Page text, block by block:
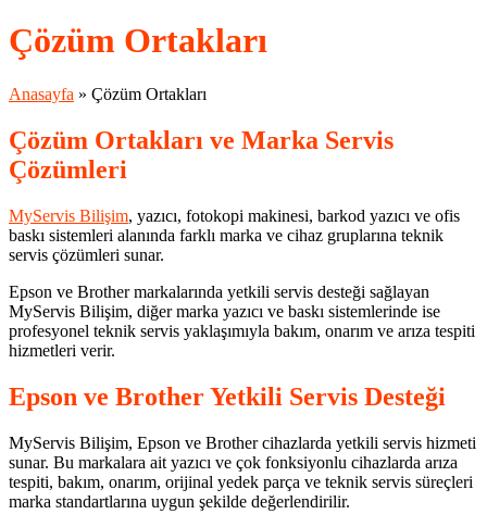
Çözüm Ortakları
Anasayfa » Çözüm Ortakları
Çözüm Ortakları ve Marka Servis
Çözümleri
MyServis Bilişim, yazıcı, fotokopi makinesi, barkod yazıcı ve ofis
baskı sistemleri alanında farklı marka ve cihaz gruplarına teknik
servis çözümleri sunar.
Epson ve Brother markalarında yetkili servis desteği sağlayan
MyServis Bilişim, diğer marka yazıcı ve baskı sistemlerinde ise
profesyonel teknik servis yaklaşımıyla bakım, onarım ve arıza tespiti
hizmetleri verir.
Epson ve Brother Yetkili Servis Desteği
MyServis Bilişim, Epson ve Brother cihazlarda yetkili servis hizmeti
sunar. Bu markalara ait yazıcı ve çok fonksiyonlu cihazlarda arıza
tespiti, bakım, onarım, orijinal yedek parça ve teknik servis süreçleri
marka standartlarına uygun şekilde değerlendirilir.